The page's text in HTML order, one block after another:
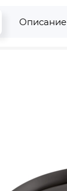
Описание